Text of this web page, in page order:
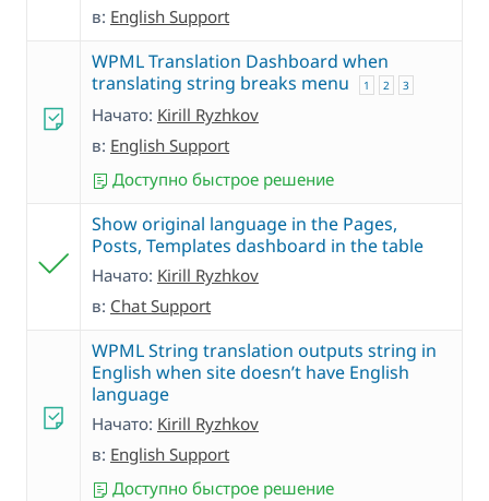
в: English Support
WPML Translation Dashboard when
translating string breaks menu
1 2 3
Начато: Kirill Ryzhkov
в: English Support
Доступно быстрое решение
Show original language in the Pages,
Posts, Templates dashboard in the table
Начато: Kirill Ryzhkov
в: Chat Support
WPML String translation outputs string in
English when site doesn’t have English
language
Начато: Kirill Ryzhkov
в: English Support
Доступно быстрое решение